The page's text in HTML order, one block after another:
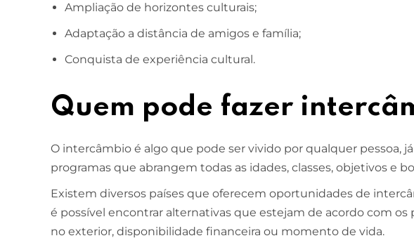
Ampliação de horizontes culturais;
Adaptação a distância de amigos e família;
Conquista de experiência cultural.
Quem pode fazer
O intercâmbio é algo que pode ser vivido por qualquer pessoa,
programas que abrangem todas as idades, classes, objetivos e
Existem diversos países que oferecem oportunidades de
é possível encontrar alternativas que estejam de acordo com os
no exterior, disponibilidade financeira ou momento de vida.